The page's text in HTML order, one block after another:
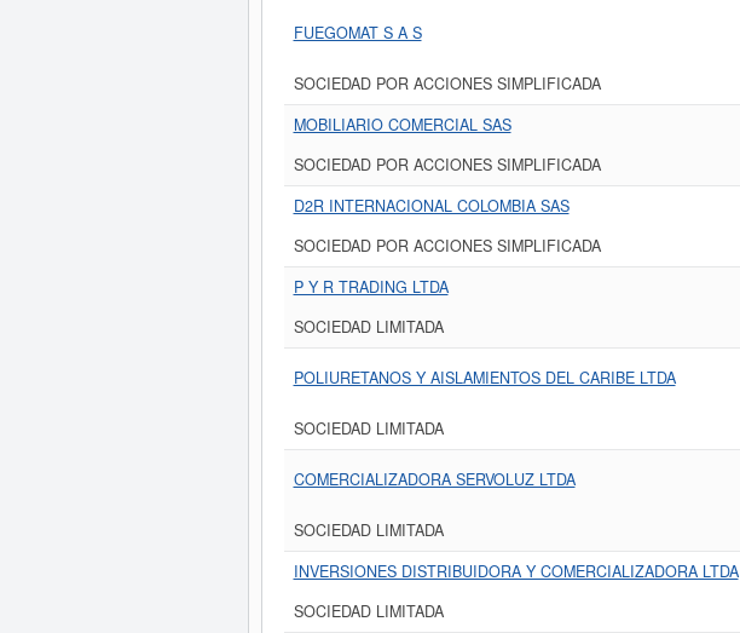
FUEGOMAT S A S
SOCIEDAD POR ACCIONES SIMPLIFICADA
MOBILIARIO COMERCIAL SAS
SOCIEDAD POR ACCIONES SIMPLIFICADA
D2R INTERNACIONAL COLOMBIA SAS
SOCIEDAD POR ACCIONES SIMPLIFICADA
P Y R TRADING LTDA
SOCIEDAD LIMITADA
POLIURETANOS Y AISLAMIENTOS DEL CARIBE LTDA
SOCIEDAD LIMITADA
COMERCIALIZADORA SERVOLUZ LTDA
SOCIEDAD LIMITADA
INVERSIONES DISTRIBUIDORA Y COMERCIALIZADORA LTDA
SOCIEDAD LIMITADA